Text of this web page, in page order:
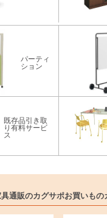
パーティ
ション
既存品引き取
り有料サービ
ス
通販のカグサポお買いもの